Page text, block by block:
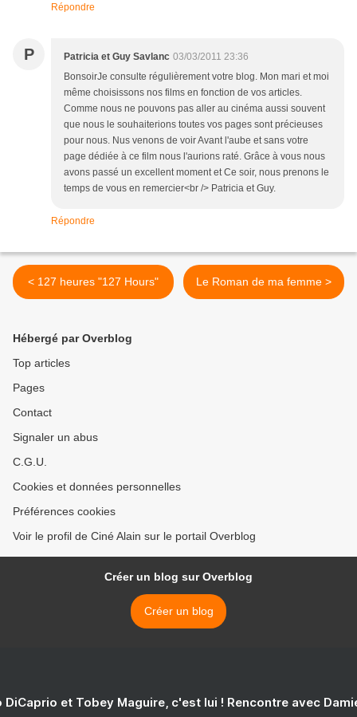
Répondre
P Patricia et Guy Savlanc 03/03/2011 23:36
BonsoirJe consulte régulièrement votre blog. Mon mari et moi
même choisissons nos films en fonction de vos articles.
Comme nous ne pouvons pas aller au cinéma aussi souvent
que nous le souhaiterions toutes vos pages sont précieuses
pour nous. Nus venons de voir Avant l'aube et sans votre
page dédiée à ce film nous l'aurions raté. Grâce à vous nous
avons passé un excellent moment et Ce soir, nous prenons le
temps de vous en remercier<br /> Patricia et Guy.
Répondre
< 127 heures "127 Hours" Le Roman de ma femme >
Hébergé par Overblog
Top articles
Pages
Contact
Signaler un abus
C.G.U.
Cookies et données personnelles
Préférences cookies
Voir le profil de Ciné Alain sur le portail Overblog
Créer un blog sur Overblog
Créer un blog
DiCaprio et Tobey Maguire, c'est lui ! Rencontre avec